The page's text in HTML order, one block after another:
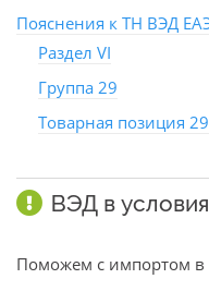
Пояснения к ТН ВЭД
Раздел VI
Группа 29
Товарная позиция
ВЭД в
Поможем с импортом в